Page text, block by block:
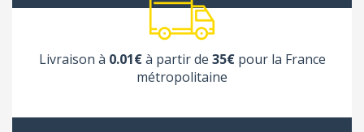
Livraison à 0.01€à partir de 35€pour la France
métropolitaine